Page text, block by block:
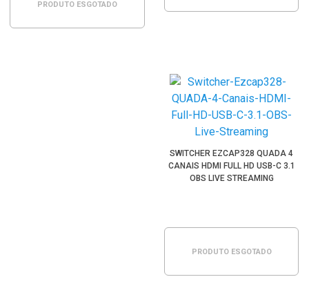
PRODUTO ESGOTADO
SWITCHER EZCAP328 QUADA 4
CANAIS HDMI FULL HD USB-C 3.1
OBS LIVE STREAMING
PRODUTO ESGOTADO